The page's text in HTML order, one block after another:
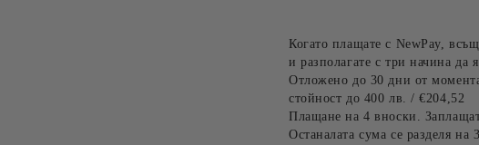
Когато плащате с NewPay,
и разполагате с три начина да
Отложено до 30 дни от
стойност до 400 лв. / €204,52
Плащане на 4 вноски.
Останалата сума се разделя